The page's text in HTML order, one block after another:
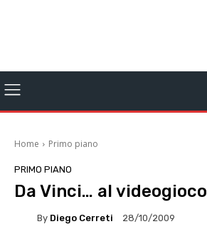
Home Primo piano
PRIMO PIANO
Da Vinci… al videogioco
By Diego Cerreti 28/10/2009